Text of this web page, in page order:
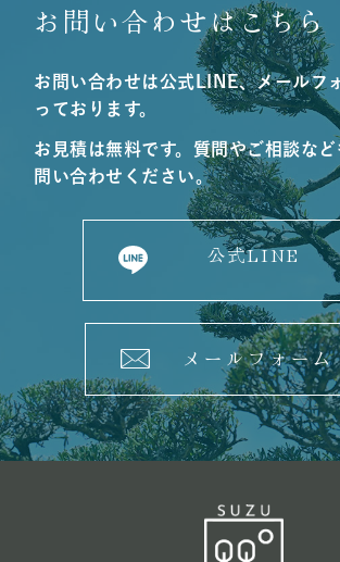
お問い合わせはこちら
お問い合わせは公式LINE、メールフ
っております。
お見積は無料です。質問やご相談な
問い合わせください。
公式LINE
メールフォーム